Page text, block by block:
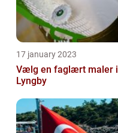
17 january 2023
Vælg en faglært maler i
Lyngby